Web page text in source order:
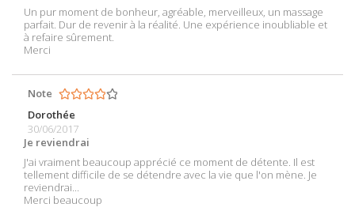
Un pur moment de bonheur, agréable, merveilleux, un massage
parfait. Dur de revenir à la réalité. Une expérience inoubliable et
à refaire sûrement.
Merci
Note
Dorothée
30/06/2017
Je reviendrai
J'ai vraiment beaucoup apprécié ce moment de détente. Il est
tellement difficile de se détendre avec la vie que l'on mène. Je
reviendrai...
Merci beaucoup